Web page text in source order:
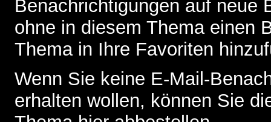
Benachrichtigungen auf neue
ohne in diesem Thema einen
Thema in Ihre Favoriten
Wenn Sie keine E-Mail-
erhalten wollen, können Sie